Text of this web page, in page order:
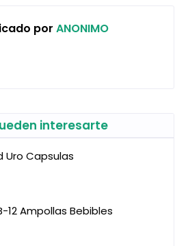
por ANONIMO
interesarte
Uro Capsulas
12 Ampollas Bebibles